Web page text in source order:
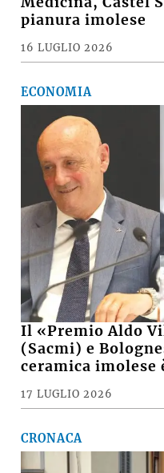
pianura imolese
16 LUGLIO 2026
ECONOMIA
Il «Premio Aldo
(Sacmi) e
ceramica imolese
17 LUGLIO 2026
CRONACA